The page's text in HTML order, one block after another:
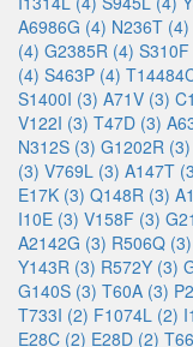
A6986G (4) N236T (4)
(4) G2385R (4)
(4) S463P (4)
S1400I (3) A71V (3)
V122I (3) T47D (3)
N312S (3) G1202R (3)
(3) V769L (3) A147T
E17K (3) Q148R (3)
I10E (3) V158F (3)
A2142G (3) R506Q (3)
Y143R (3) R572Y (3)
G140S (3) T60A (3)
T733I (2) F1074L (2)
E28C (2) E28D (2)